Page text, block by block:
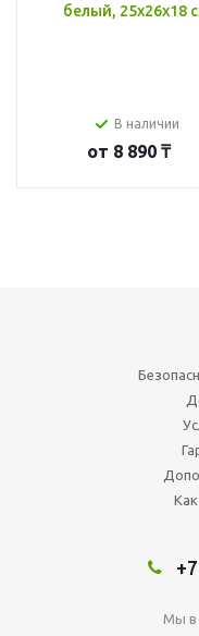
белый, 25x26x18
В наличии
от 8 890 ₸
Мы в